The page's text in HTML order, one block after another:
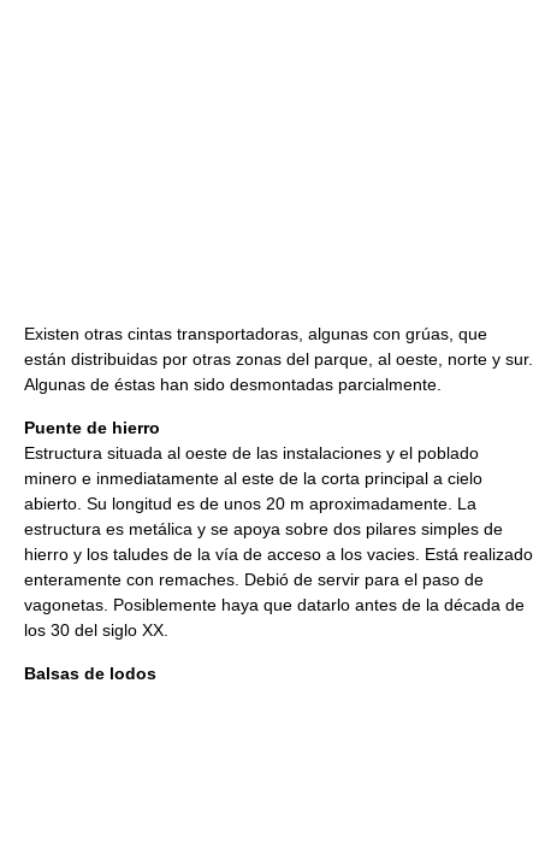
Existen otras cintas transportadoras, algunas con grúas, que
están distribuidas por otras zonas del parque, al oeste, norte y sur.
Algunas de éstas han sido desmontadas parcialmente.
Puente de hierro
Estructura situada al oeste de las instalaciones y el poblado
minero e inmediatamente al este de la corta principal a cielo
abierto. Su longitud es de unos 20 m aproximadamente. La
estructura es metálica y se apoya sobre dos pilares simples de
hierro y los taludes de la vía de acceso a los vacies. Está realizado
enteramente con remaches. Debió de servir para el paso de
vagonetas. Posiblemente haya que datarlo antes de la década de
los 30 del siglo XX.
Balsas de lodos